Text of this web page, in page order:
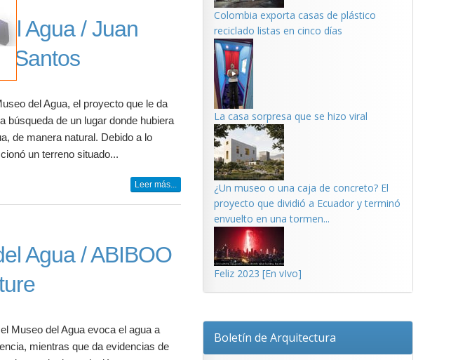
Agua / Juan
Santos
del Agua, el proyecto que le da
búsqueda de un lugar donde hubiera
de manera natural. Debido a lo
un terreno situado...
Leer más...
Agua / ABIBOO
Museo del Agua evoca el agua a
mientras que da evidencias de
Colombia exporta casas de plástico
reciclado listas en cinco días
La casa sorpresa que se hizo viral
¿Un museo o una caja de concreto? El
proyecto que dividió a Ecuador y terminó
envuelto en una tormen...
Feliz 2023 [En vIvo]
Boletín de Arquitectura